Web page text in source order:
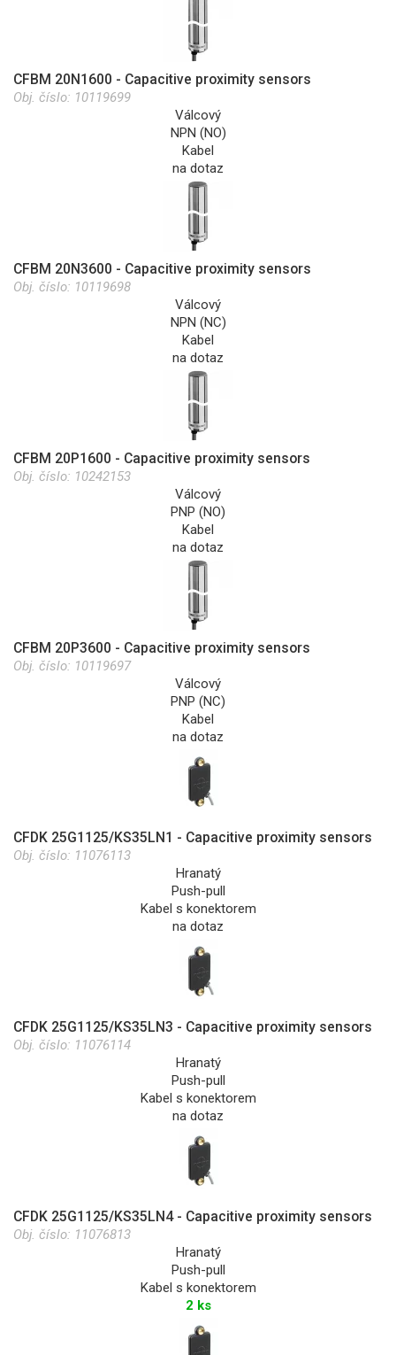
CFBM 20N1600 - Capacitive proximity sensors
Obj. číslo: 10119699
Válcový
NPN (NO)
Kabel
na dotaz
CFBM 20N3600 - Capacitive proximity sensors
Obj. číslo: 10119698
Válcový
NPN (NC)
Kabel
na dotaz
CFBM 20P1600 - Capacitive proximity sensors
Obj. číslo: 10242153
Válcový
PNP (NO)
Kabel
na dotaz
CFBM 20P3600 - Capacitive proximity sensors
Obj. číslo: 10119697
Válcový
PNP (NC)
Kabel
na dotaz
CFDK 25G1125/KS35LN1 - Capacitive proximity sensors
Obj. číslo: 11076113
Hranatý
Push-pull
Kabel s konektorem
na dotaz
CFDK 25G1125/KS35LN3 - Capacitive proximity sensors
Obj. číslo: 11076114
Hranatý
Push-pull
Kabel s konektorem
na dotaz
CFDK 25G1125/KS35LN4 - Capacitive proximity sensors
Obj. číslo: 11076813
Hranatý
Push-pull
Kabel s konektorem
2 ks